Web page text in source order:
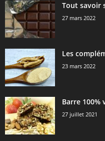
Tout savoir
27 mars 2022
Les
23 mars 2022
Barre
27 juillet 2021